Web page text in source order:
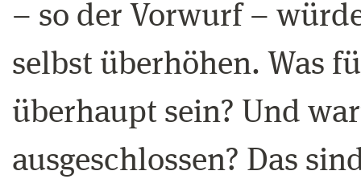
– so der Vorwurf –
selbst überhöhen. Was
überhaupt sein? Und
ausgeschlossen? Das